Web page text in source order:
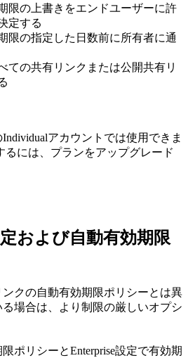
限の上書きをエンドユーザーに許
定する
限の指定した日数前に所有者に通
ての共有リンクまたは公開共有リ
アカウントでは使用できま
るには、プランをアップグレード
および自動有効期限
ンクの自動有効期限ポリシーとは異
場合は、より制限の厳しいオプシ
ポリシーとEnterprise設定で有効期